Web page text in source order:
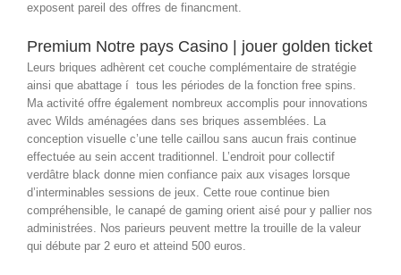
exposent pareil des offres de financment.
Premium Notre pays Casino | jouer golden ticket
Leurs briques adhèrent cet couche complémentaire de stratégie
ainsi que abattage í tous les périodes de la fonction free spins.
Ma activité offre également nombreux accomplis pour innovations
avec Wilds aménagées dans ses briques assemblées. La
conception visuelle c’une telle caillou sans aucun frais continue
effectuée au sein accent traditionnel. L’endroit pour collectif
verdâtre black donne mien confiance paix aux visages lorsque
d’interminables sessions de jeux. Cette roue continue bien
compréhensible, le canapé de gaming orient aisé pour y pallier nos
administrées. Nos parieurs peuvent mettre la trouille de la valeur
qui débute par 2 euro et atteind 500 euros.